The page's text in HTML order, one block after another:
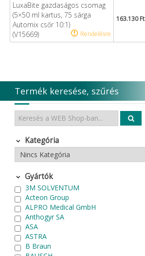
LuxaBite gazdaságos csomag
(5×50 ml kartus, 75 sárga
Automix csőr 10:1)
(V15669)
Rendelésre
163.130 Ft
Termék keresése, szűrés
Kategória
Gyártók
3M SOLVENTUM
Acteon Group
ALPRO Medical GmbH
Anthogyr SA
ASA
ASTRA
B Braun